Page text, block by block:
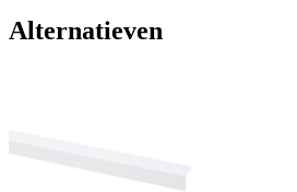
Alternatieven